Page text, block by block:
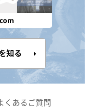
知る
くあるご質問